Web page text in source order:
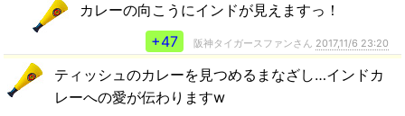
カレーの向こうにインドが見えますっ！
+47
阪神タイガースファンさん 2017,11/6 23:20
ティッシュのカレーを見つめるまなざし…インドカ
レーへの愛が伝わりますw